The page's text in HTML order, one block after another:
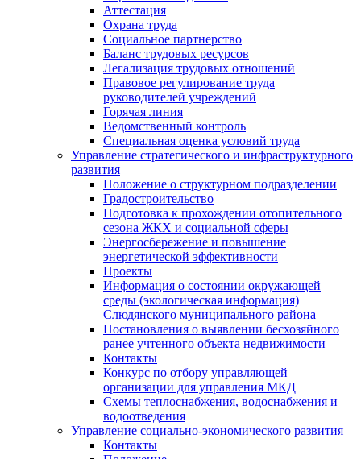
Аттестация
Охрана труда
Социальное партнерство
Баланс трудовых ресурсов
Легализация трудовых отношений
Правовое регулирование труда
руководителей учреждений
Горячая линия
Ведомственный контроль
Специальная оценка условий труда
Управление стратегического и инфраструктурного
развития
Положение о структурном подразделении
Градостроительство
Подготовка к прохождении отопительного
сезона ЖКХ и социальной сферы
Энергосбережение и повышение
энергетической эффективности
Проекты
Информация о состоянии окружающей
среды (экологическая информация)
Слюдянского муниципального района
Постановления о выявлении бесхозяйного
ранее учтенного объекта недвижимости
Контакты
Конкурс по отбору управляющей
организации для управления МКД
Схемы теплоснабжения, водоснабжения и
водоотведения
Управление социально-экономического развития
Контакты